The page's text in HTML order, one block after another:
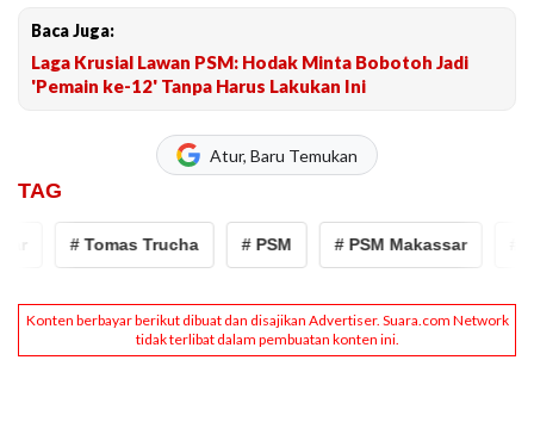
Baca Juga:
Laga Krusial Lawan PSM: Hodak Minta Bobotoh Jadi
'Pemain ke-12' Tanpa Harus Lakukan Ini
Atur, Baru Temukan
TAG
# Tomas Trucha # PSM # PSM Makassar